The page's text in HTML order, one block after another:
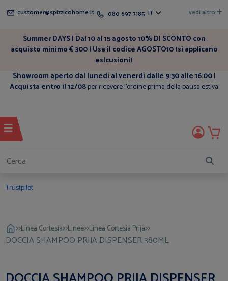
customer@spizzicohome.it 080 697 7185 IT vedi altro
Summer DAYS | Dal 10 al 15 agosto 10% DI SCONTO con
acquisto minimo € 300 | Usa il codice AGOSTO10 (si applicano
eslcusioni)
Showroom aperto dal lunedì al venerdì dalle 9:30 alle 16:00|
Acquista entro il 12/08per ricevere l'ordine prima della pausa estiva
Trustpilot
>>Linea Cortesia>>Linee>>Linea Cortesia Prija>>
DOCCIA SHAMPOO PRIJA DISPENSER 380ML